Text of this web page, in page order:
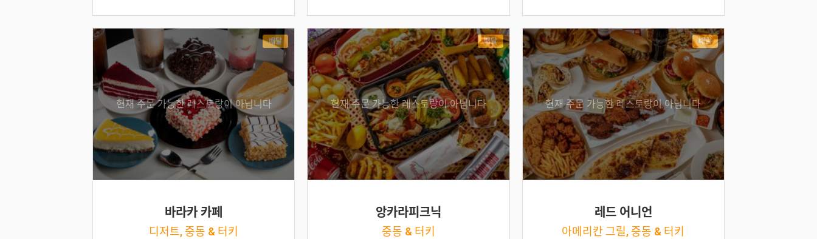
배달
현재 주문 가능한 레스토랑이 아닙니다
바라카 카페
디저트, 중동 & 터키
배달
현재 주문 가능한 레스토랑이 아닙니다
앙카라피크닉
중동 & 터키
배달
현재 주문 가능한 레스토랑이 아닙니다
레드 어니언
아메리칸 그릴, 중동 & 터키